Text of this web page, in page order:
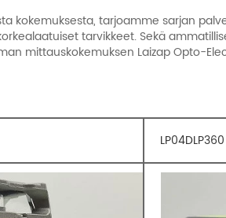
kokemuksesta, tarjoamme sarjan
tarvikkeet. Sekä
mittauskokemuksen Laizap Opto-
LP04DLP360